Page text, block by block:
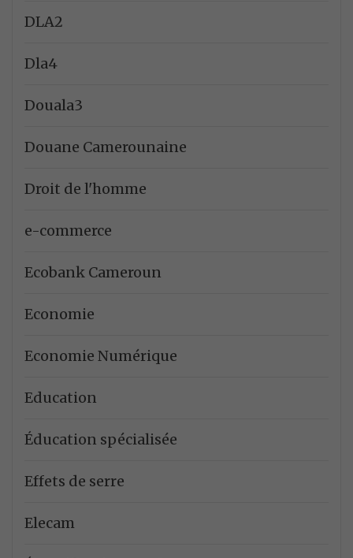
DLA2
Dla4
Douala3
Douane Camerounaine
Droit de l'homme
e-commerce
Ecobank Cameroun
Economie
Economie Numérique
Education
Éducation spécialisée
Effets de serre
Elecam